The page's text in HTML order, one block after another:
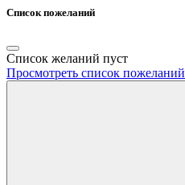
Список пожеланий
Список желаний пуст
Просмотреть список пожеланий